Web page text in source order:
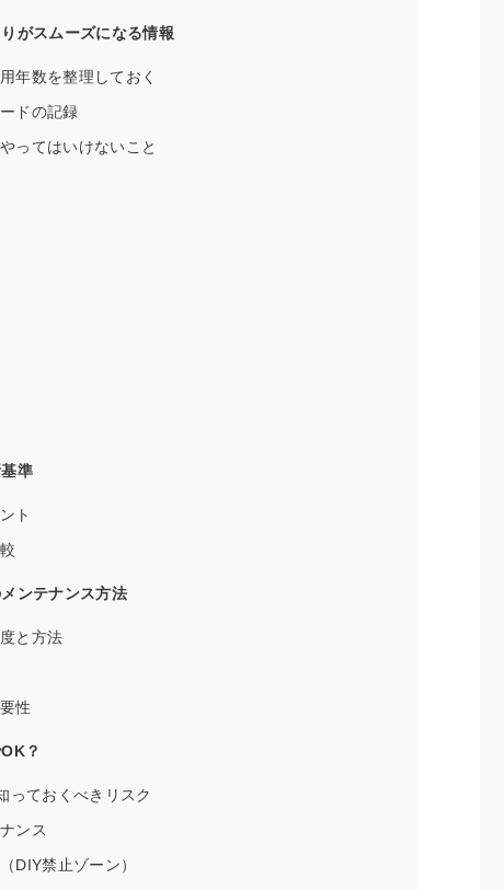
がスムーズになる情報
年数を整理しておく
ドの記録
ってはいけないこと
準
ト
ンテナンス方法
と方法
性
？
っておくべきリスク
ンス
DIY禁止ゾーン）